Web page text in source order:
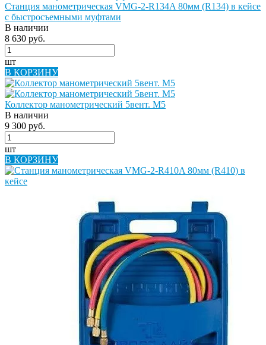
Станция манометрическая VMG-2-R134A 80мм (R134) в кейсе
с быстросъемными муфтами
В наличии
8 630 руб.
шт
В КОРЗИНУ
Коллектор манометрический 5вент. М5
В наличии
9 300 руб.
шт
В КОРЗИНУ